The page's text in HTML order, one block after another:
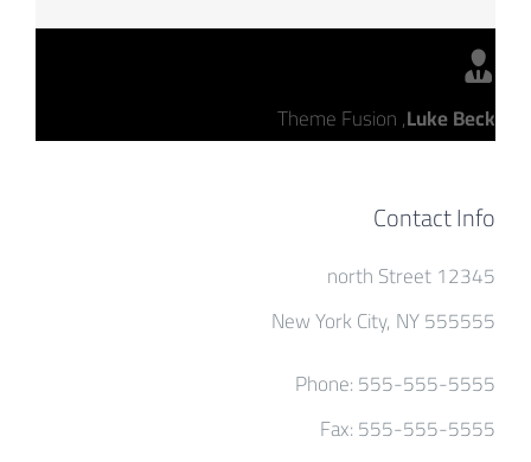
Luke Beck
,
Theme Fusion
Contact Info
12345 north Street
New York City, NY 555555
Phone: 555-555-5555
Fax: 555-555-5555